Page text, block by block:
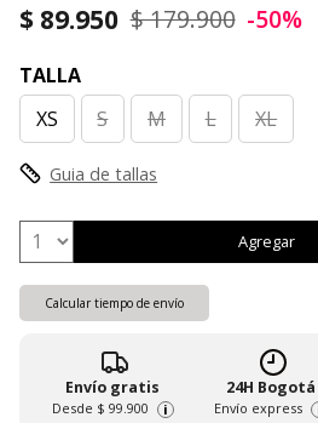
$ 89.950 $ 179.900 -50%
TALLA
XS
S M L XL
Guia de tallas
Agregar
Calcular tiempo de envío
Envío gratis
Desde $ 99.900 i
24H Bogotá
Envío express